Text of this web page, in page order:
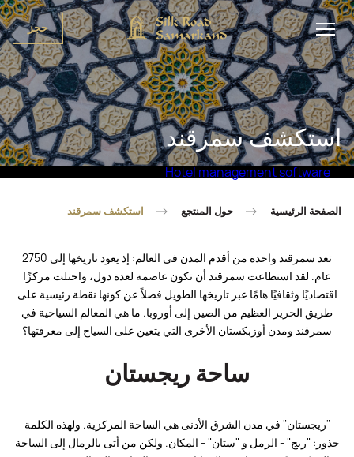
حجز
استكشف سمرقند
Hotel management software
الصفحة الرئيسية حول المنتجع استكشف سمرقند
تعد سمرقند واحدة من أقدم المدن في العالم: إذ يعود تاريخها إلى 2750
عام. لقد استطاعت سمرقند أن تكون عاصمة لعدة دول، واحتلت مركزًا
اقتصاديًا وثقافيًا هامًا عبر تاريخها الطويل فضلاً عن كونها نقطة رئيسية على
طريق الحرير العظيم من الصين إلى أوروبا. ما هي المعالم السياحية في
سمرقند ومدن أوزبكستان الأخرى التي يتعين على السياح إلى معرفتها؟
ساحة ريجستان
"ريجستان" في مدن الشرق الأدنى هي الساحة المركزية. ولهذه الكلمة
جذور: "ريج" - الرمل و "ستان" - المكان. ولكن من أتى بالرمال إلى الساحة